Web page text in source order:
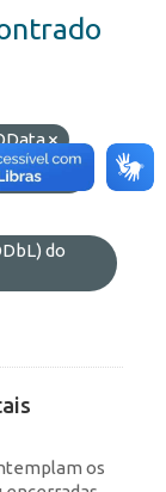
Dstat
do
os